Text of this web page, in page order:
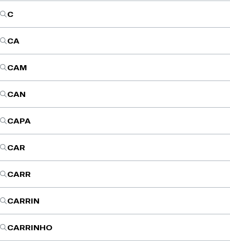
C
CA
CAM
CAN
CAPA
CAR
CARR
CARRIN
CARRINHO